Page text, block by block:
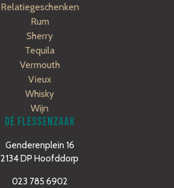
Relatiegeschenken
Rum
Sherry
Tequila
Vermouth
Vieux
Whisky
Wijn
DÉ FLESSENZAAK
Genderenplein 16
2134 DP Hoofddorp
023 785 6902